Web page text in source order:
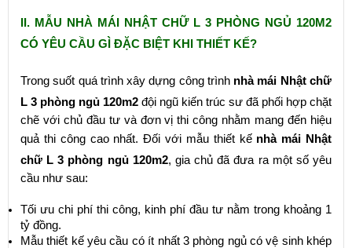
II. MẪU NHÀ MÁI NHẬT CHỮ L 3 PHÒNG NGỦ 120M2
CÓ YÊU CẦU GÌ ĐẶC BIỆT KHI THIẾT KẾ?
Trong suốt quá trình xây dựng công trình nhà mái Nhật chữ
L 3 phòng ngủ 120m2 đội ngũ kiến trúc sư đã phối hợp chặt
chẽ với chủ đầu tư và đơn vị thi công nhằm mang đến hiệu
quả thi công cao nhất. Đối với mẫu thiết kế nhà mái Nhật
chữ L 3 phòng ngủ 120m2, gia chủ đã đưa ra một số yêu
cầu như sau:
Tối ưu chi phí thi công, kinh phí đầu tư nằm trong khoảng 1
tỷ đồng.
Mẫu thiết kế yêu cầu có ít nhất 3 phòng ngủ có vệ sinh khép